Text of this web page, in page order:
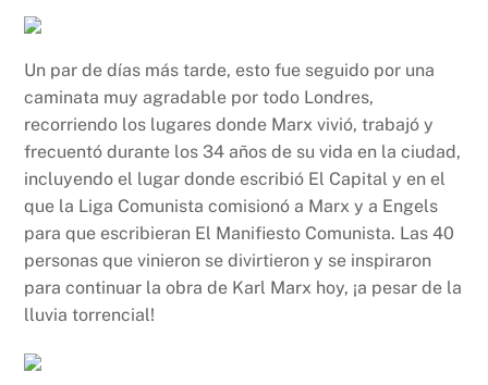
Un par de días más tarde, esto fue seguido por una
caminata muy agradable por todo Londres,
recorriendo los lugares donde Marx vivió, trabajó y
frecuentó durante los 34 años de su vida en la ciudad,
incluyendo el lugar donde escribió El Capital y en el
que la Liga Comunista comisionó a Marx y a Engels
para que escribieran El Manifiesto Comunista. Las 40
personas que vinieron se divirtieron y se inspiraron
para continuar la obra de Karl Marx hoy, ¡a pesar de la
lluvia torrencial!